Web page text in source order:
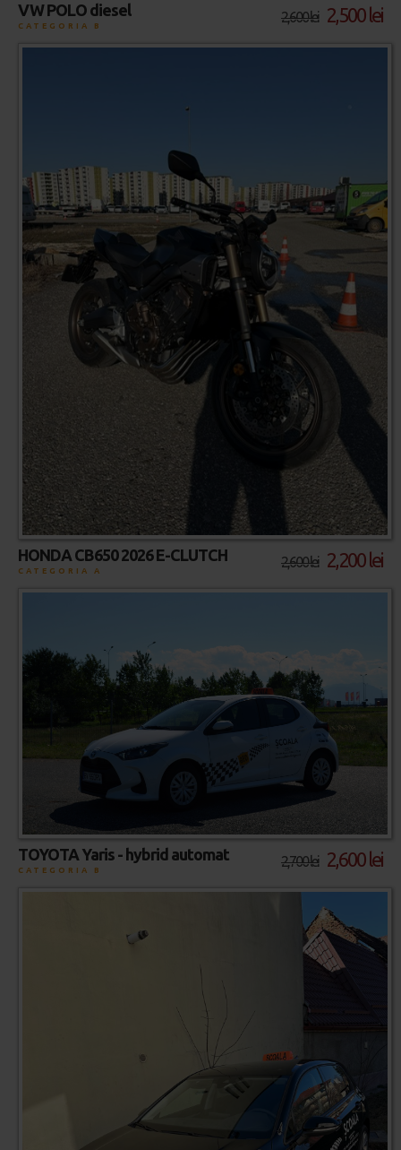
2,600 lei 2,500 lei
VW POLO diesel
CATEGORIA B
2,600 lei 2,200 lei
HONDA CB650 2026 E-CLUTCH
CATEGORIA A
2,700 lei 2,600 lei
TOYOTA Yaris - hybrid automat
CATEGORIA B